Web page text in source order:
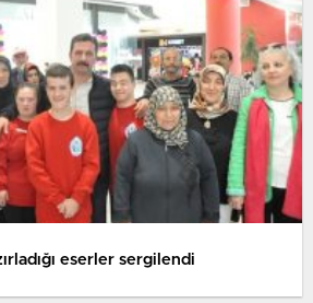
eserler sergilendi